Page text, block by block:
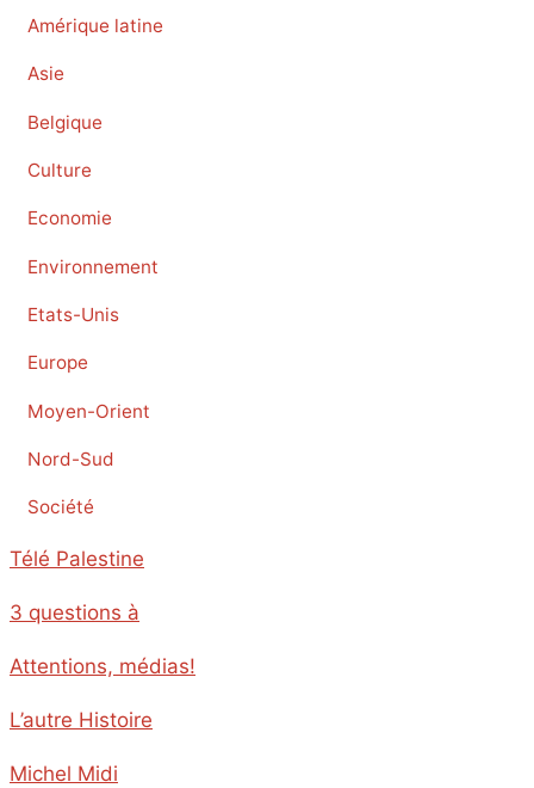
Amérique latine
Asie
Belgique
Culture
Economie
Environnement
Etats-Unis
Europe
Moyen-Orient
Nord-Sud
Société
Télé Palestine
3 questions à
Attentions, médias!
L’autre Histoire
Michel Midi